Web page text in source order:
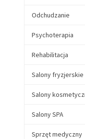
Odchudzanie
Psychoterapia
Rehabilitacja
Salony fryzjerskie
Salony
Salony SPA
Sprzęt medyczny